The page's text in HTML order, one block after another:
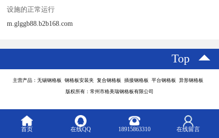
设施的正常运行
m.glggb88.b2b168.com
Top
主营产品：无锡钢格板 钢格板安装夹 复合钢格板 插接钢格板 平台钢格板 异形钢格板
版权所有：常州市格美瑞钢格板有限公司
首页 在线QQ 18915863310 在线留言